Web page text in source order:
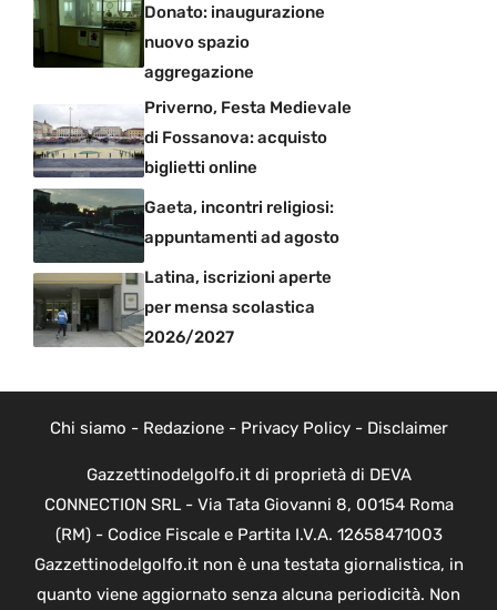
Donato: inaugurazione
nuovo spazio
aggregazione
Priverno, Festa Medievale
di Fossanova: acquisto
biglietti online
Gaeta, incontri religiosi:
appuntamenti ad agosto
Latina, iscrizioni aperte
per mensa scolastica
2026/2027
Chi siamo - Redazione- Privacy Policy- Disclaimer
Gazzettinodelgolfo.it di proprietà di DEVA
CONNECTION SRL - Via Tata Giovanni 8, 00154 Roma
(RM) - Codice Fiscale e Partita I.V.A. 12658471003
Gazzettinodelgolfo.it non è una testata giornalistica, in
quanto viene aggiornato senza alcuna periodicità. Non